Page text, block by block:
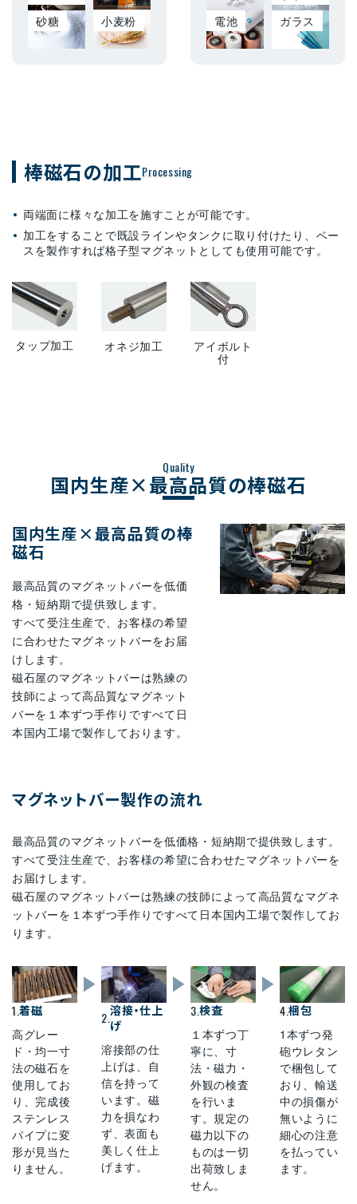
砂糖
小麦粉
電池
ガラス
棒磁石の加工Processing
両端面に様々な加工を施すことが可能です。
加工をすることで既設ラインやタンクに取り付けたり、ベー
スを製作すれば格子型マグネットとしても使用可能です。
タップ加工 オネジ加工
アイボルト
付
Quality
国内生産×最高品質の棒磁石
国内生産×最高品質の棒
磁石
最高品質のマグネットバーを低価
格・短納期で提供致します。
すべて受注生産で、お客様の希望
に合わせたマグネットバーをお届
けします。
磁石屋のマグネットバーは熟練の
技師によって高品質なマグネット
バーを１本ずつ手作りですべて日
本国内工場で製作しております。
マグネットバー製作の流れ
最高品質のマグネットバーを低価格・短納期で提供致します。
すべて受注生産で、お客様の希望に合わせたマグネットバーを
お届けします。
磁石屋のマグネットバーは熟練の技師によって高品質なマグネ
ットバーを１本ずつ手作りですべて日本国内工場で製作してお
ります。
1.着磁
高グレー
ド・均一寸
法の磁石を
使用してお
り、完成後
ステンレス
パイプに変
形が見当た
りません。
2.溶接・仕上
げ
溶接部の仕
上げは、自
信を持って
います。磁
力を損なわ
ず、表面も
美しく仕上
げます。
3.検査
１本ずつ丁
寧に、寸
法・磁力・
外観の検査
を行いま
す。規定の
磁力以下の
ものは一切
出荷致しま
せん。
4.梱包
1本ずつ発
砲ウレタン
で梱包して
おり、輸送
中の損傷が
無いように
細心の注意
を払ってい
ます。